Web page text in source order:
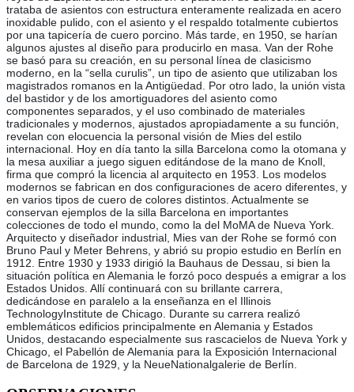
trataba de asientos con estructura enteramente realizada en acero
inoxidable pulido, con el asiento y el respaldo totalmente cubiertos
por una tapicería de cuero porcino. Más tarde, en 1950, se harían
algunos ajustes al diseño para producirlo en masa. Van der Rohe
se basó para su creación, en su personal línea de clasicismo
moderno, en la “sella curulis”, un tipo de asiento que utilizaban los
magistrados romanos en la Antigüedad. Por otro lado, la unión vista
del bastidor y de los amortiguadores del asiento como
componentes separados, y el uso combinado de materiales
tradicionales y modernos, ajustados apropiadamente a su función,
revelan con elocuencia la personal visión de Mies del estilo
internacional. Hoy en día tanto la silla Barcelona como la otomana y
la mesa auxiliar a juego siguen editándose de la mano de Knoll,
firma que compró la licencia al arquitecto en 1953. Los modelos
modernos se fabrican en dos configuraciones de acero diferentes, y
en varios tipos de cuero de colores distintos. Actualmente se
conservan ejemplos de la silla Barcelona en importantes
colecciones de todo el mundo, como la del MoMA de Nueva York.
Arquitecto y diseñador industrial, Mies van der Rohe se formó con
Bruno Paul y Meter Behrens, y abrió su propio estudio en Berlín en
1912. Entre 1930 y 1933 dirigió la Bauhaus de Dessau, si bien la
situación política en Alemania le forzó poco después a emigrar a los
Estados Unidos. Allí continuará con su brillante carrera,
dedicándose en paralelo a la enseñanza en el Illinois
TechnologyInstitute de Chicago. Durante su carrera realizó
emblemáticos edificios principalmente en Alemania y Estados
Unidos, destacando especialmente sus rascacielos de Nueva York y
Chicago, el Pabellón de Alemania para la Exposición Internacional
de Barcelona de 1929, y la NeueNationalgalerie de Berlín.